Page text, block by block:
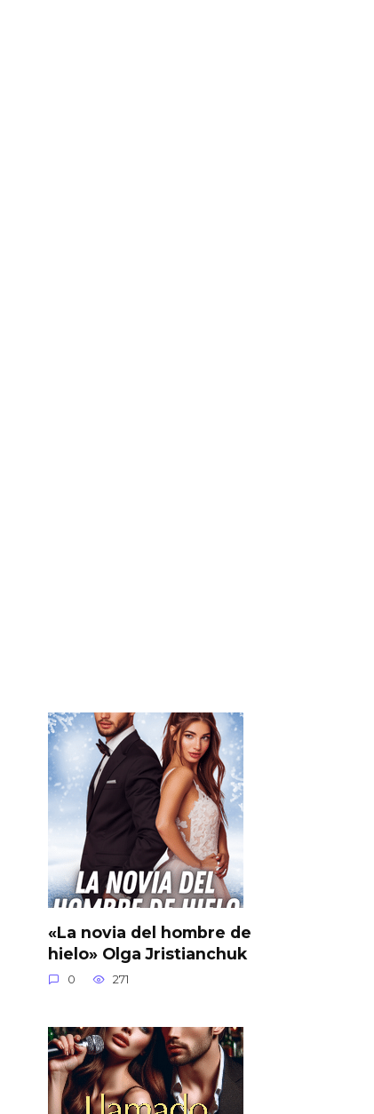
«La novia del hombre de
hielo» Olga Jristianchuk
0 271